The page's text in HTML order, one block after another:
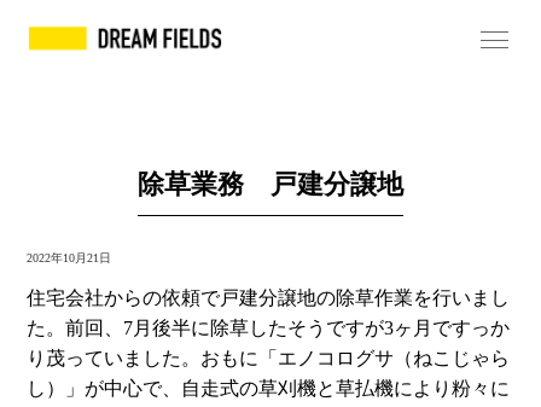
除草業務 戸建分譲地
2022年10月21日
住宅会社からの依頼で戸建分譲地の除草作業を行いまし
た。前回、7月後半に除草したそうですが3ヶ月ですっか
り茂っていました。おもに「エノコログサ（ねこじゃら
し）」が中心で、自走式の草刈機と草払機により粉々に